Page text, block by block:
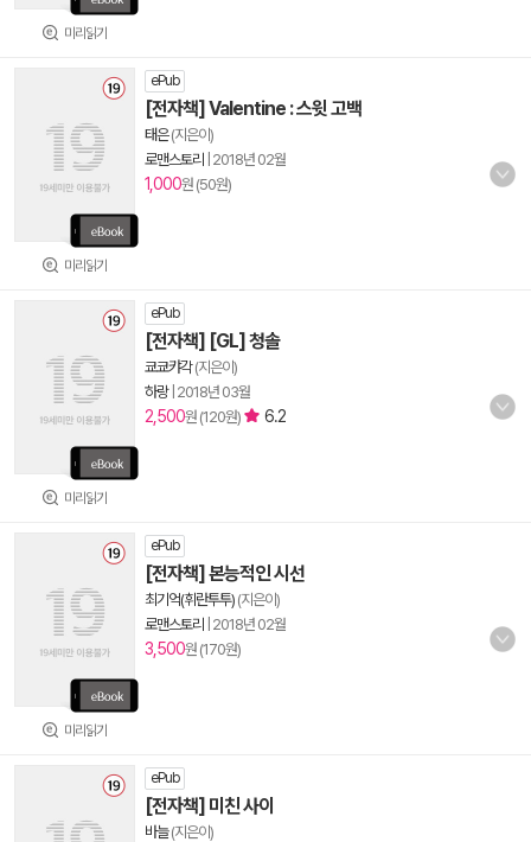
미리읽기
미리읽기
ePub
[전자책] Valentine : 스윗 고백
태은(지은이)
로맨스토리
2018년 02월
1,000원 (50원)
미리읽기
ePub
[전자책] [GL] 청솔
쿄쿄캬각(지은이)
하랑| 2018년 03월
2,500원 (120원) 6.2
미리읽기
ePub
[전자책] 본능적인 시선
최기억(휘란투투) (지은이)
로맨스토리
2018년 02월
3,500원 (170원)
ePub
[전자책] 미친 사이
바늘(지은이)